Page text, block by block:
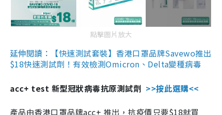
點擊圖片放大
延伸閱讀：【快速測試套裝】香港口罩品牌Savewo推出
$18快速測試劑！有效檢測Omicron、Delta變種病毒
acc+ test 新型冠狀病毒抗原測試劑 >>按此選購<<
產品由香港口罩品牌acc+ 推出，抗疫價只要$18就買